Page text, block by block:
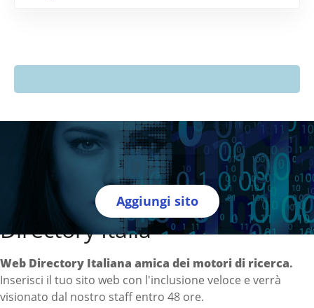
Aggiungi sito
Directory Italia
Web Directory Italiana amica dei motori di ricerca.
Inserisci il tuo sito web con l'inclusione veloce e verrà
visionato dal nostro staff entro 48 ore.